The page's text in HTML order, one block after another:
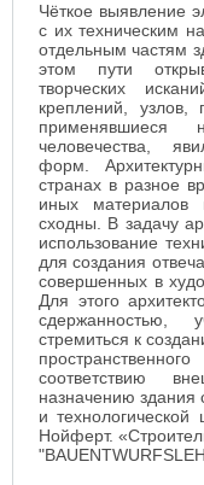
Чёткое выявление
с их техническим
отдельным частям
этом пути
творческих
креплений, узлов,
применявшиеся
человечества,
форм.
странах в разное
иных материалов
сходны. В задачу
использование
для создания
совершенных в
Для этого
сдержанностью,
стремиться к
соответствию
назначению здания
и технологической
Нойферт.